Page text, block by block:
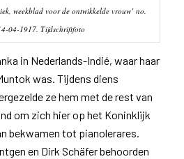
weekblad voor de ontwikkelde vrouw’ no.
04-1917. Tijdschriftfoto
in Nederlands-Indié, waar haar
was. Tijdens diens
ze hem met de rest van
om zich hier op het Koninklijk
bekwamen tot pianolerares.
en Dirk Schäfer behoorden